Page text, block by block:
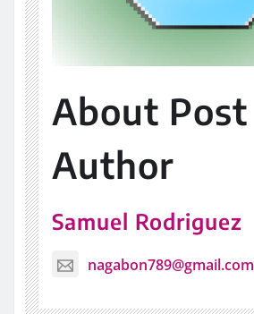
About Post
Author
Samuel Rodriguez
nagabon789@gmail.com